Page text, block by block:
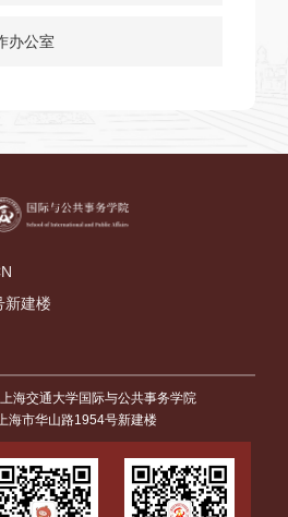
办公室
新建楼
海交通大学国际与公共事务学院
海市华山路1954号新建楼